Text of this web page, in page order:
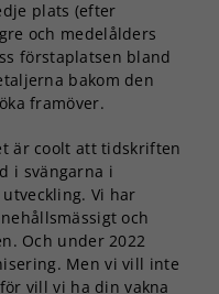
plats (efter
och medelålders
förstaplatsen bland
bakom den
framöver.
är coolt att tidskriften
i svängarna i
Vi har
och
Och under 2022
Men vi vill inte
vill vi ha din vakna